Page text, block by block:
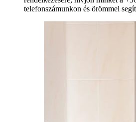
telefonszámunkon és örömmel